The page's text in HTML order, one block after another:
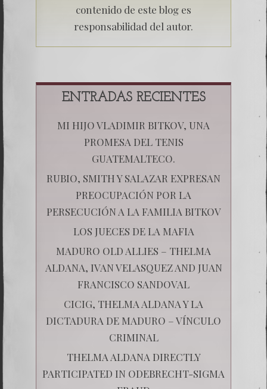
contenido de este blog es
responsabilidad del autor.
ENTRADAS RECIENTES
MI HIJO VLADIMIR BITKOV, UNA
PROMESA DEL TENIS
GUATEMALTECO.
RUBIO, SMITH Y SALAZAR EXPRESAN
PREOCUPACIÓN POR LA
PERSECUCIÓN A LA FAMILIA BITKOV
LOS JUECES DE LA MAFIA
MADURO OLD ALLIES – THELMA
ALDANA, IVAN VELASQUEZ AND JUAN
FRANCISCO SANDOVAL
CICIG, THELMA ALDANA Y LA
DICTADURA DE MADURO – VÍNCULO
CRIMINAL
THELMA ALDANA DIRECTLY
PARTICIPATED IN ODEBRECHT-SIGMA